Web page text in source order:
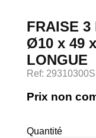
FRAISE 3
Ø10 x 49
LONGUE
Ref:
Prix non
Quantité